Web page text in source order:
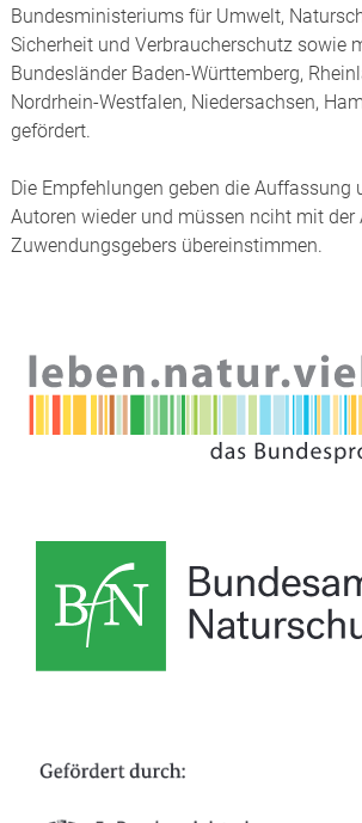
Bundesministeriums für Umwelt,
Sicherheit und Verbraucherschutz sowie
Bundesländer Baden-Württemberg,
Nordrhein-Westfalen, Niedersachsen,
gefördert.
Die Empfehlungen geben die Auffassung
Autoren wieder und müssen nciht mit der
Zuwendungsgebers übereinstimmen.